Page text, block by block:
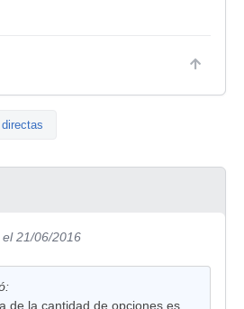
el 21/06/2016
de la cantidad de opciones es